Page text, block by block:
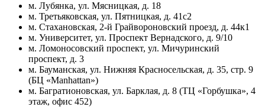
м. Лубянка, ул. Мясницкая, д. 18
м. Третьяковская, ул. Пятницкая, д. 41с2
м. Стахановская, 2-й Грайвороновский проезд, д. 44к1
м. Университет, ул. Проспект Вернадского, д. 9/10
м. Ломоносовский проспект, ул. Мичуринский
проспект, д. 3
м. Бауманская, ул. Нижняя Красносельская, д. 35, стр. 9
(БЦ «Manhattan»)
м. Багратионовская, ул. Барклая, д. 8 (ТЦ «Горбушка», 4
этаж, офис 452)